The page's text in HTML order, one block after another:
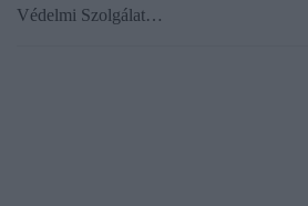
Védelmi Szolgálat…